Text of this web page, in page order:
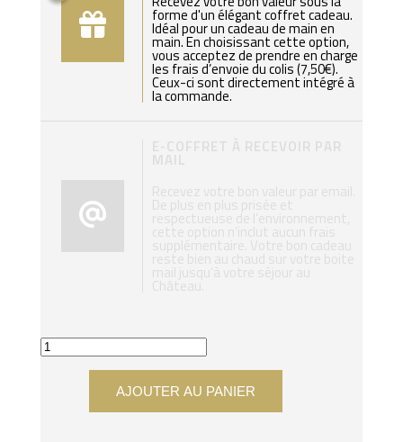
forme d'un élégant coffret cadeau.
Idéal pour un cadeau de main en
main. En choisissant cette option,
vous acceptez de prendre en charge
les frais d’envoie du colis (7,50€).
Ceux-ci sont directement intégré à
la commande.
AJOUTER AU PANIER